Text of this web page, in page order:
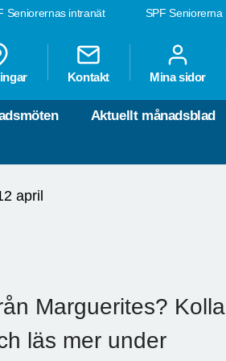
SPF Seniorerna
Seniorernas intranät
Kontakt Mina sidor
Aktuellt månadsblad
april
Marguerites? Kolla
läs mer under